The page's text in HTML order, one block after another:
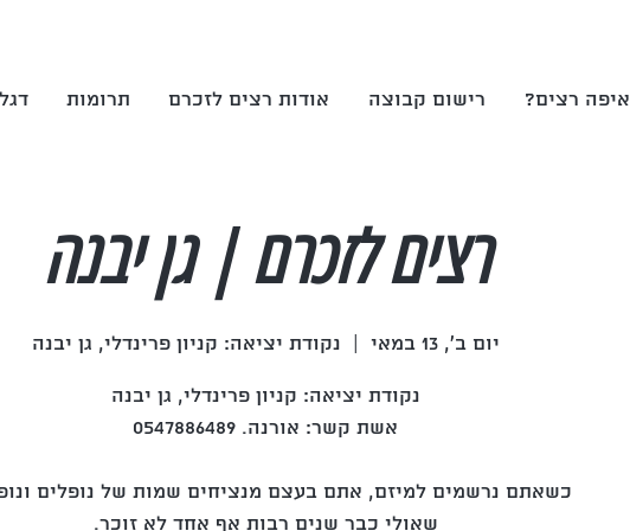
איפה רצים? רישום קבוצה אודות רצים לזכרם תרומות דגל
רצים לזכרם | גן יבנה
יום ב׳, 13 במאי נקודת יציאה: קניון פרינדלי, גן יבנה
כשאתם נרשמים למיזם, אתם בעצם מנציחים שמות של נופלים